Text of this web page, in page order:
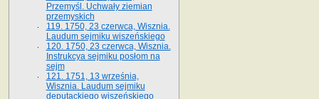
Przemyśl. Uchwały ziemian
przemyskich
119. 1750, 23 czerwca, Wisznia.
Laudum sejmiku wiszeńskiego
120. 1750, 23 czerwca, Wisznia.
Instrukcya sejmiku posłom na
sejm
121. 1751, 13 września,
Wisznia. Laudum sejmiku
deputackiego wiszeńskiego